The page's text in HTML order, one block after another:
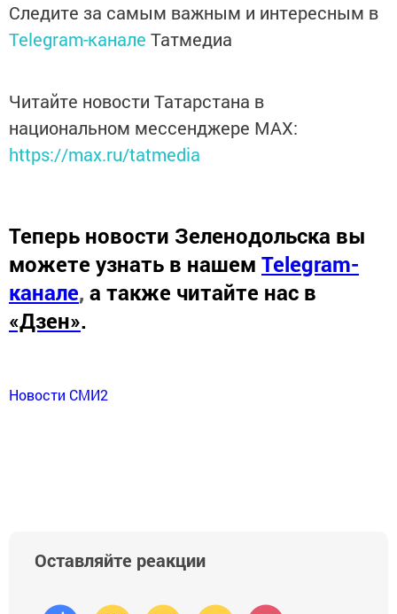
Следите за самым важным и интересным в
Telegram-канале Татмедиа
Читайте новости Татарстана в
национальном мессенджере MАХ:
https://max.ru/tatmedia
Теперь новости Зеленодольска вы
можете узнать в нашем Telegram-
канале, а также читайте нас в
«Дзен».
Новости СМИ2
Оставляйте реакции